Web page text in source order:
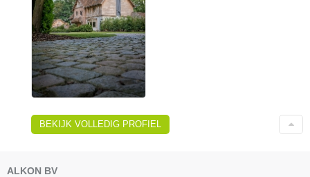
BEKIJK VOLLEDIG PROFIEL
ALKON BV